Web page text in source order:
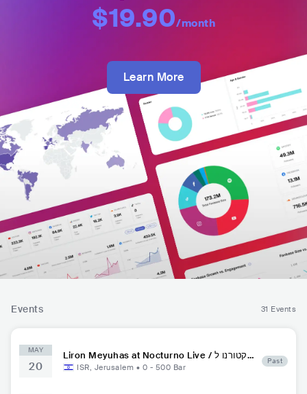
$19.90/month
Learn More
Events 31 Events
MAY
20
Liron Meyuhas at Nocturno Live / נוקטורנו ל
ייב ISR, Jerusalem • 0 - 500 Bar
Past